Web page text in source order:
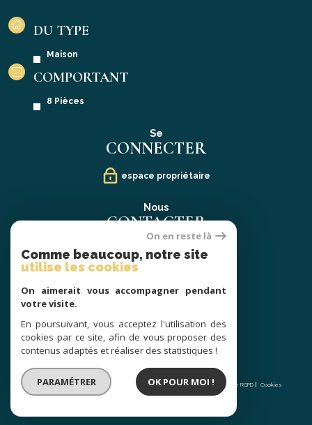
DU TYPE
Maison
COMPORTANT
8 Pièces
Se
CONNECTER
espace propriétaire
Nous
CONTACTER
02 40 21 91 13
contact@prestige-atlantique.fr
SUIVRE
© 2026 | Tous droits réservés | Traduction powered by Google |
Nos honoraires
Plan du site Mentions légales Admin Partenaires Politique RGPD Cookies
On en reste là
Comme beaucoup, notre site
utilise les cookies
On aimerait vous accompagner pendant
votre visite.
En poursuivant, vous acceptez l'utilisation des
cookies par ce site, afin de vous proposer des
contenus adaptés et réaliser des statistiques !
PARAMÉTRER OK POUR MOI !